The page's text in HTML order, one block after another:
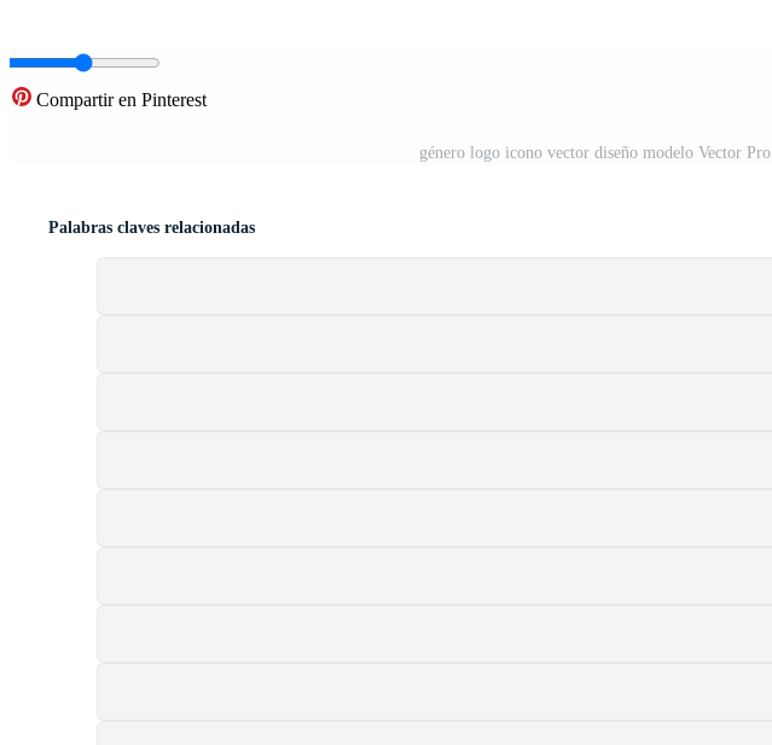
Compartir en Pinterest
género logo icono vector diseño modelo Vector Pro
Palabras claves relacionadas